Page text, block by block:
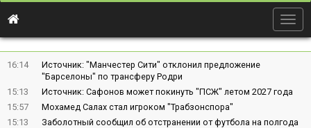
16:14
Источник: "Манчестер Сити" отклонил предложение
"Барселоны" по трансферу Родри
15:13
Источник: Сафонов может покинуть "ПСЖ" летом 2027 года
15:57
Мохамед Салах стал игроком "Трабзонспора"
15:13
Заболотный сообщил об отстранении от футбола на полгода